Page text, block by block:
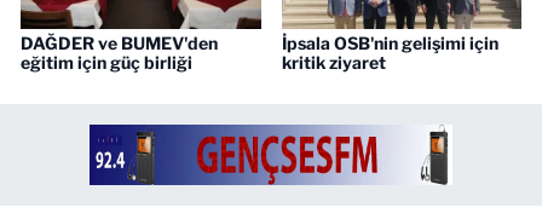
DAĞDER ve BUMEV'den
eğitim için güç birliği
İpsala OSB'nin gelişimi için
kritik ziyaret